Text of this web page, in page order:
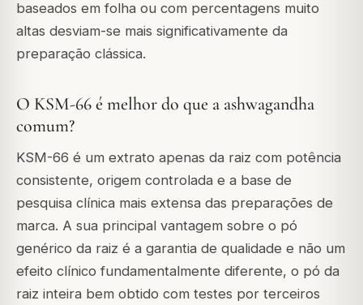
baseados em folha ou com percentagens muito
altas desviam-se mais significativamente da
preparação clássica.
O KSM-66 é melhor do que a ashwagandha
comum?
KSM-66 é um extrato apenas da raiz com potência
consistente, origem controlada e a base de
pesquisa clínica mais extensa das preparações de
marca. A sua principal vantagem sobre o pó
genérico da raiz é a garantia de qualidade e não um
efeito clínico fundamentalmente diferente, o pó da
raiz inteira bem obtido com testes por terceiros